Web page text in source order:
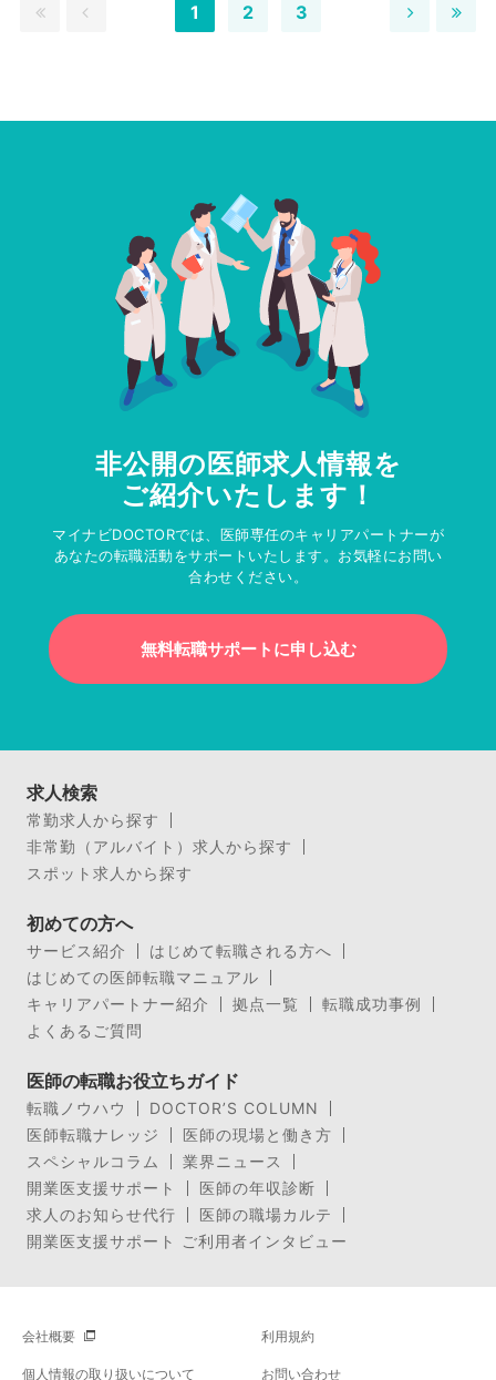
1 2 3
非公開の医師求人情報を
ご紹介いたします！
マイナビDOCTORでは、医師専任のキャリアパートナーが
あなたの転職活動をサポートいたします。お気軽にお問い
合わせください。
無料転職サポートに申し込む
求人検索
常勤求人から探す
非常勤（アルバイト）求人から探す
スポット求人から探す
初めての方へ
サービス紹介
はじめて転職される方へ
はじめての医師転職マニュアル
キャリアパートナー紹介
拠点一覧
転職成功事例
よくあるご質問
医師の転職お役立ちガイド
転職ノウハウ
DOCTOR’S COLUMN
医師転職ナレッジ
医師の現場と働き方
スペシャルコラム
業界ニュース
開業医支援サポート
医師の年収診断
求人のお知らせ代行
医師の職場カルテ
開業医支援サポート ご利用者インタビュー
会社概要 利用規約
個人情報の取り扱いについて お問い合わせ